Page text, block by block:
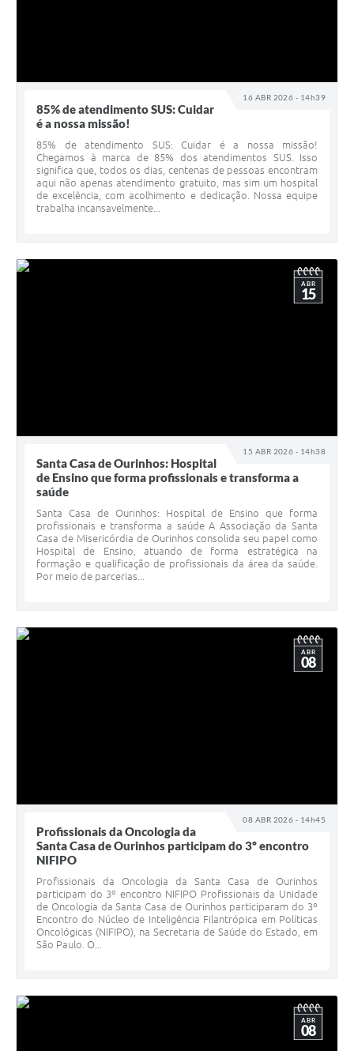
16 ABR 2026 - 14h39
85% de atendimento SUS: Cuidar
é a nossa missão!
85% de atendimento SUS: Cuidar é a nossa missão!
Chegamos à marca de 85% dos atendimentos SUS. Isso
significa que, todos os dias, centenas de pessoas encontram
aqui não apenas atendimento gratuito, mas sim um hospital
de excelência, com acolhimento e dedicação. Nossa equipe
trabalha incansavelmente...
15 ABR 2026 - 14h38
ABR
15
Santa Casa de Ourinhos: Hospital
de Ensino que forma profissionais e transforma a
saúde
Santa Casa de Ourinhos: Hospital de Ensino que forma
profissionais e transforma a saúde A Associação da Santa
Casa de Misericórdia de Ourinhos consolida seu papel como
Hospital de Ensino, atuando de forma estratégica na
formação e qualificação de profissionais da área da saúde.
Por meio de parcerias...
08 ABR 2026 - 14h45
ABR
08
Profissionais da Oncologia da
Santa Casa de Ourinhos participam do 3º encontro
NIFIPO
Profissionais da Oncologia da Santa Casa de Ourinhos
participam do 3º encontro NIFIPO Profissionais da Unidade
de Oncologia da Santa Casa de Ourinhos participaram do 3º
Encontro do Núcleo de Inteligência Filantrópica em Políticas
Oncológicas (NIFIPO), na Secretaria de Saúde do Estado, em
São Paulo. O...
ABR
08